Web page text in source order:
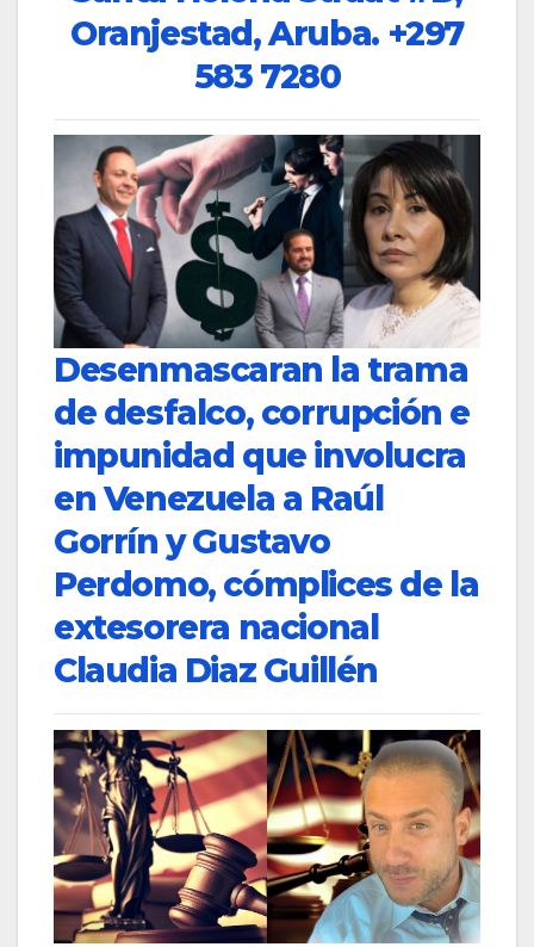
Oranjestad, Aruba. +297
583 7280
Desenmascaran la trama
de desfalco, corrupción e
impunidad que involucra
en Venezuela a Raúl
Gorrín y Gustavo
Perdomo, cómplices de la
extesorera nacional
Claudia Diaz Guillén